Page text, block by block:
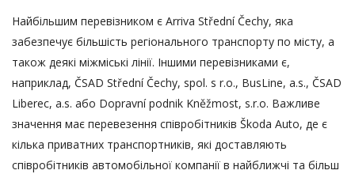
Найбільшим перевізником є Arriva Střední Čechy, яка
забезпечує більшість регіонального транспорту по місту, а
також деякі міжміські лінії. Іншими перевізниками є,
наприклад, ČSAD Střední Čechy, spol. s r.o., BusLine, a.s., ČSAD
Liberec, a.s. або Dopravní podnik Kněžmost, s.r.o. Важливе
значення має перевезення співробітників Škoda Auto, де є
кілька приватних транспортників, які доставляють
співробітників автомобільної компанії в найближчі та більш